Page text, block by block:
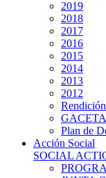
2019
2018
2017
2016
2015
2014
2013
2012
GACETA
Plan de
Acción Social
SOCIAL